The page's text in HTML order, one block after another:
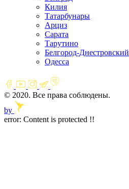
Килия
Татарбунары
Арциз
Сарата
Тарутино
Белгород-Днестровский
Одесса
© 2020. Все права соблюдены.
by
error: Content is protected !!